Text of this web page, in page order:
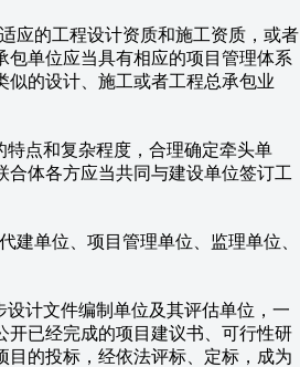
的工程设计资质和施工资质，或者
单位应当具有相应的项目管理体系
的设计、施工或者工程总承包业
点和复杂程度，合理确定牵头单
体各方应当共同与建设单位签订工
单位、项目管理单位、监理单位、
计文件编制单位及其评估单位，一
开已经完成的项目建议书、可行性研
的投标，经依法评标、定标，成为